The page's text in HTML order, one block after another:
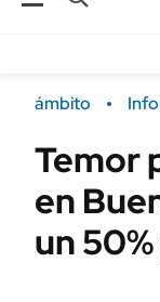
Campo
FINANZAS
Dólar
ámbito
Temor
en
un